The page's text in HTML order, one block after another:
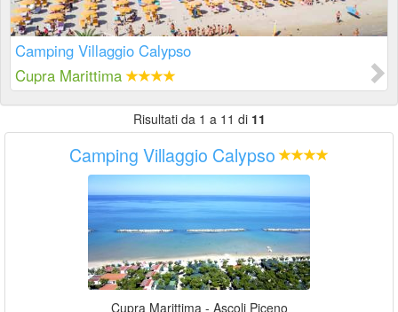
Camping Villaggio Calypso
Cupra Marittima
Risultati da 1 a 11 di 11
Camping Villaggio Calypso
Cupra Marittima - Ascoli Piceno